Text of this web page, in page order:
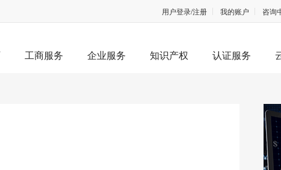
用户登录/注册 我的账户 咨询
工商服务 企业服务 知识产权 认证服务